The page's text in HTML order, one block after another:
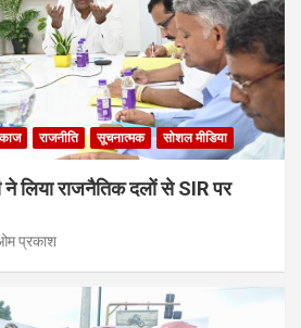
राजनीति सूचनात्मक सोशल मीडिया
ने लिया राजनैतिक दलों से SIR पर
प्रकाश